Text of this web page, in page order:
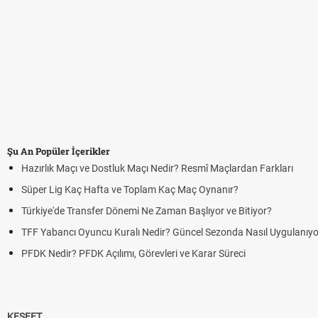
Şu An Popüler İçerikler
Hazırlık Maçı ve Dostluk Maçı Nedir? Resmî Maçlardan Farkları
Süper Lig Kaç Hafta ve Toplam Kaç Maç Oynanır?
Türkiye'de Transfer Dönemi Ne Zaman Başlıyor ve Bitiyor?
TFF Yabancı Oyuncu Kuralı Nedir? Güncel Sezonda Nasıl
PFDK Nedir? PFDK Açılımı, Görevleri ve Karar Süreci